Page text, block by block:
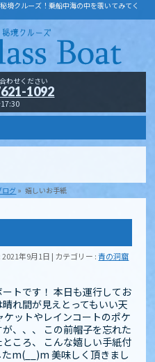
境クルーズ！乗船中海の中を覗いてみてく
わせください
1092
ログ » 嬉しいお手紙
年9月1日 カテゴリー :青の洞窟
トです！ 本日も運行してお
れ間が見えとってもいい天
ットやレインコートのポケ
、、、 この前帽子を忘れた
ころ、 こんな嬉しい手紙付
m(__)m 美味しく頂きまし